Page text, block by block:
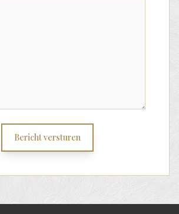
Bericht versturen